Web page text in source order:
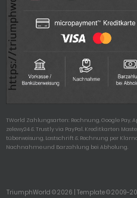
TWorld Zahlungsarten: Rechnung, Google Pay,
zelewy24 & Trustly via PayPal. Kreditkarten
tüberweisung, Lastschrift & Rechnung per
Nachnahme und Barzahlung bei Abholung.
TriumphWorld © 2026 | Template © 2009-